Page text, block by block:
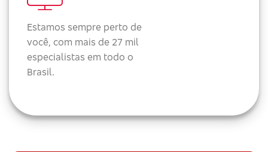
Estamos sempre perto de
você, com mais de 27 mil
especialistas em todo o
Brasil.